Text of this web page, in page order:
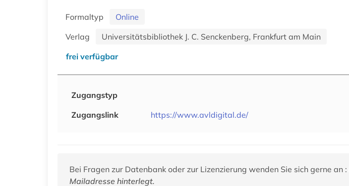
Formaltyp
Online
Verlag
Universitätsbibliothek J. C. Senckenberg, Frankfurt am Main
frei verfügbar
Zugangstyp
Zugangslink
https://www.avldigital.de/
Bei Fragen zur Datenbank oder zur Lizenzierung wenden Sie sich gerne an :
Mailadresse hinterlegt.